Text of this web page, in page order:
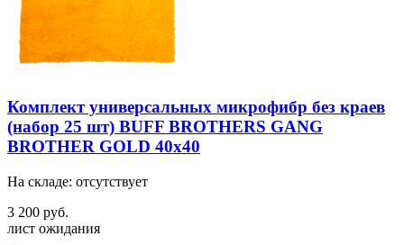
Комплект универсальных микрофибр без краев
(набор 25 шт) BUFF BROTHERS GANG
BROTHER GOLD 40x40
На складе: отсутствует
3 200 руб.
лист ожидания